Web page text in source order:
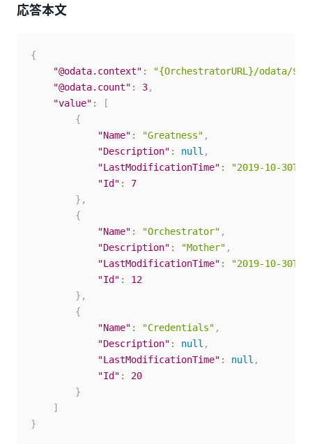
応答本文
{
"@odata.context" :
"{OrchestratorURL}/odata/
"@odata.count" : 3,
"value" :
[
{
"Name" : "Greatness" ,
"Description" : null ,
"LastModificationTime" :
"2019-10-
"Id" :
7
} ,
{
"Name" : "Orchestrator" ,
"Description" : "Mother" ,
"LastModificationTime" :
"2019-10-
"Id" :
12
} ,
{
"Name" : "Credentials" ,
"Description" : null ,
"LastModificationTime" : null ,
"Id" :
20
}
]
}